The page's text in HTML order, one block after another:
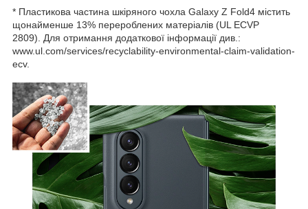
* Пластикова частина шкіряного чохла Galaxy Z Fold4 містить
щонайменше 13% перероблених матеріалів (UL ECVP
2809). Для отримання додаткової інформації див.:
www.ul.com/services/recyclability-environmental-claim-validation-
ecv.